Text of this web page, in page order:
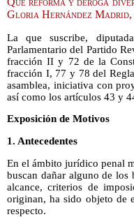
Gloria Hernández
La que suscribe,
Parlamentario del Partido
fracción II y 72 de la
fracción I, 77 y 78 del
asamblea, iniciativa con
así como los artículos 43 y
Exposición de Motivos
1. Antecedentes
En el ámbito jurídico penal
buscan dañar alguno de
alcance, criterios de
originan, ha sido objeto de
respecto.